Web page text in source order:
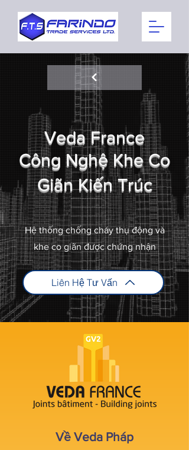
Veda France
Công Nghệ Khe Co
Giãn Kiến Trúc
Hệ thống chống cháy thụ động và
khe co giãn được chứng nhận
Liên Hệ Tư Vấn
Về Veda Pháp